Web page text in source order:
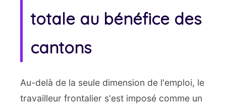
totale au bénéfice des
cantons
Au-delà de la seule dimension de l'emploi, le
travailleur frontalier s'est imposé comme un